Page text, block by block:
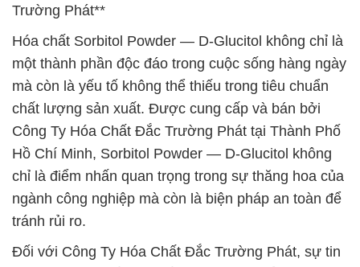
Trường Phát**
Hóa chất Sorbitol Powder — D-Glucitol không chỉ là
một thành phần độc đáo trong cuộc sống hàng ngày
mà còn là yếu tố không thể thiếu trong tiêu chuẩn
chất lượng sản xuất. Được cung cấp và bán bởi
Công Ty Hóa Chất Đắc Trường Phát tại Thành Phố
Hồ Chí Minh, Sorbitol Powder — D-Glucitol không
chỉ là điểm nhấn quan trọng trong sự thăng hoa của
ngành công nghiệp mà còn là biện pháp an toàn để
tránh rủi ro.
Đối với Công Ty Hóa Chất Đắc Trường Phát, sự tin